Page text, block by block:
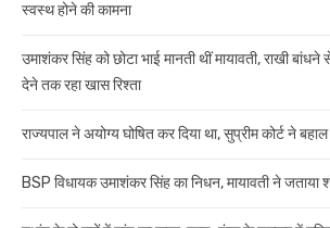
स्वस्थ होने की कामना
उमाशंकर सिंह को छोटा भाई मानती थीं मायावती, राखी बांधने
देने तक रहा खास रिश्ता
राज्यपाल ने अयोग्य घोषित कर दिया था, सुप्रीम कोर्ट ने
BSP विधायक उमाशंकर सिंह का निधन, मायावती ने जताया